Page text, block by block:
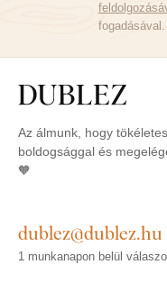
fogadásával.
Az álmunk, hogy
boldogsággal és
🧡
dublez@dublez.hu
1 munkanapon belül